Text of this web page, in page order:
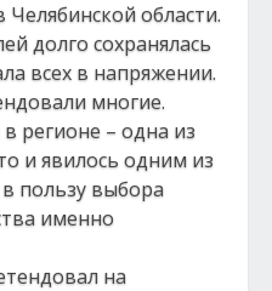
области.
долго сохранялась
всех в напряжении.
многие.
регионе – одна из
и явилось одним из
пользу выбора
именно
на